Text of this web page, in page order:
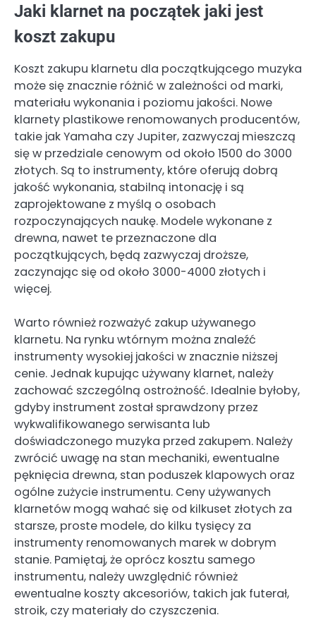
Jaki klarnet na początek jaki jest
koszt zakupu
Koszt zakupu klarnetu dla początkującego muzyka
może się znacznie różnić w zależności od marki,
materiału wykonania i poziomu jakości. Nowe
klarnety plastikowe renomowanych producentów,
takie jak Yamaha czy Jupiter, zazwyczaj mieszczą
się w przedziale cenowym od około 1500 do 3000
złotych. Są to instrumenty, które oferują dobrą
jakość wykonania, stabilną intonację i są
zaprojektowane z myślą o osobach
rozpoczynających naukę. Modele wykonane z
drewna, nawet te przeznaczone dla
początkujących, będą zazwyczaj droższe,
zaczynając się od około 3000-4000 złotych i
więcej.
Warto również rozważyć zakup używanego
klarnetu. Na rynku wtórnym można znaleźć
instrumenty wysokiej jakości w znacznie niższej
cenie. Jednak kupując używany klarnet, należy
zachować szczególną ostrożność. Idealnie byłoby,
gdyby instrument został sprawdzony przez
wykwalifikowanego serwisanta lub
doświadczonego muzyka przed zakupem. Należy
zwrócić uwagę na stan mechaniki, ewentualne
pęknięcia drewna, stan poduszek klapowych oraz
ogólne zużycie instrumentu. Ceny używanych
klarnetów mogą wahać się od kilkuset złotych za
starsze, proste modele, do kilku tysięcy za
instrumenty renomowanych marek w dobrym
stanie. Pamiętaj, że oprócz kosztu samego
instrumentu, należy uwzględnić również
ewentualne koszty akcesoriów, takich jak futerał,
stroik, czy materiały do czyszczenia.